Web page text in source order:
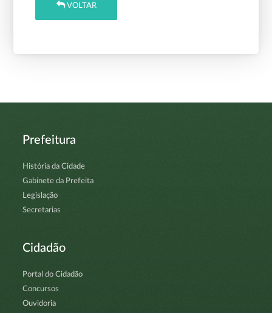
VOLTAR
Prefeitura
História da Cidade
Gabinete da Prefeita
Legislação
Secretarias
Cidadão
Portal do Cidadão
Concursos
Ouvidoria